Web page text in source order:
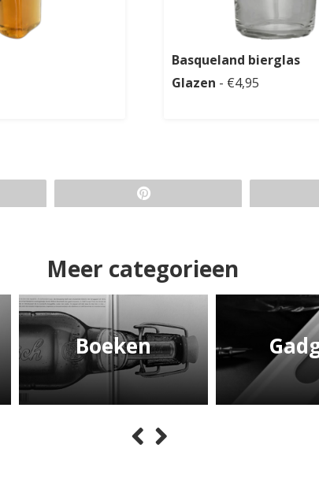
Basqueland bierglas
Glazen - €4,95
Meer categorieen
Boeken